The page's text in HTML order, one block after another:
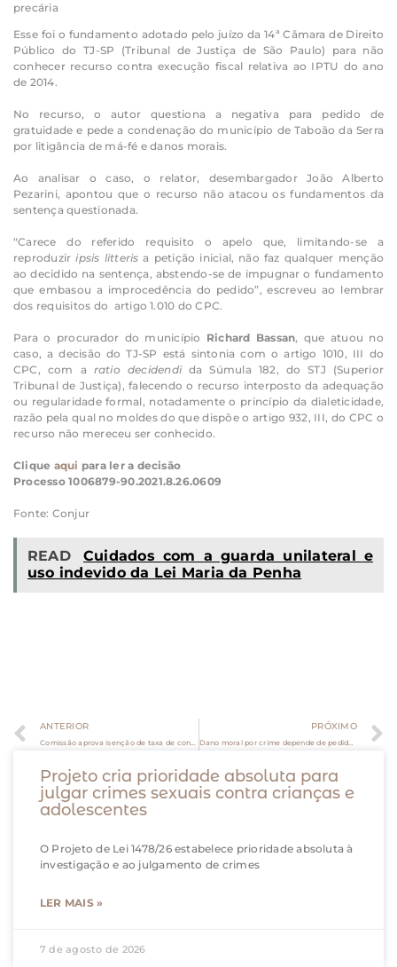
precária
Esse foi o fundamento adotado pelo juízo da 14ª Câmara de Direito
Público do TJ-SP (Tribunal de Justiça de São Paulo) para não
conhecer recurso contra execução fiscal relativa ao IPTU do ano
de 2014.
No recurso, o autor questiona a negativa para pedido de
gratuidade e pede a condenação do município de Taboão da Serra
por litigância de má-fé e danos morais.
Ao analisar o caso, o relator, desembargador João Alberto
Pezarini, apontou que o recurso não atacou os fundamentos da
sentença questionada.
“Carece do referido requisito o apelo que, limitando-se a
reproduziripsis litteris a petição inicial, não faz qualquer menção
ao decidido na sentença, abstendo-se de impugnar o fundamento
que embasou a improcedência do pedido”, escreveu ao lembrar
dos requisitos do artigo 1.010 do CPC.
Para o procurador do município Richard Bassan, que atuou no
caso, a decisão do TJ-SP está sintonia com o artigo 1010, III do
CPC, com a ratio decidendida Súmula 182, do STJ (Superior
Tribunal de Justiça), falecendo o recurso interposto da adequação
ou regularidade formal, notadamente o princípio da dialeticidade,
razão pela qual no moldes do que dispõe o artigo 932, III, do CPC o
recurso não mereceu ser conhecido.
Clique aqui para ler a decisão
Processo 1006879-90.2021.8.26.0609
Fonte: Conjur
READ
Cuidados com a guarda unilateral e
uso indevido da Lei Maria da Penha
ANTERIOR PRÓXIMO
Projeto cria prioridade absoluta para
julgar crimes sexuais contra crianças e
adolescentes
O Projeto de Lei 1478/26 estabelece prioridade absoluta à
investigação e ao julgamento de crimes
LER MAIS »
7 de agosto de 2026